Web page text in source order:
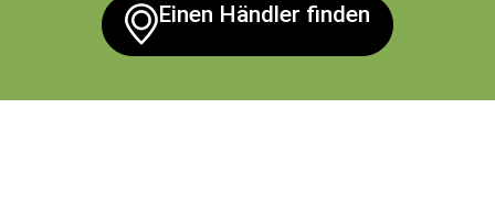
Einen Händler finden